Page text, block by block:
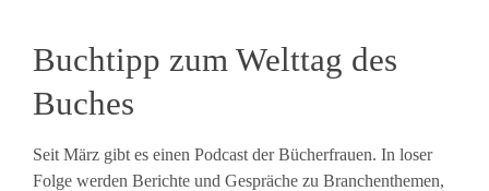
Buchtipp zum Welttag des
Buches
Seit März gibt es einen Podcast der Bücherfrauen. In loser
Folge werden Berichte und Gespräche zu Branchenthemen,